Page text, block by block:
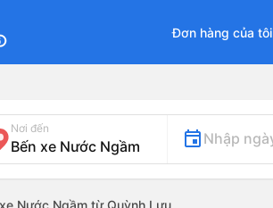
Đơn hàng của tôi
Nơi đến
Nhập
Nước Ngầm từ Quỳnh Lưu